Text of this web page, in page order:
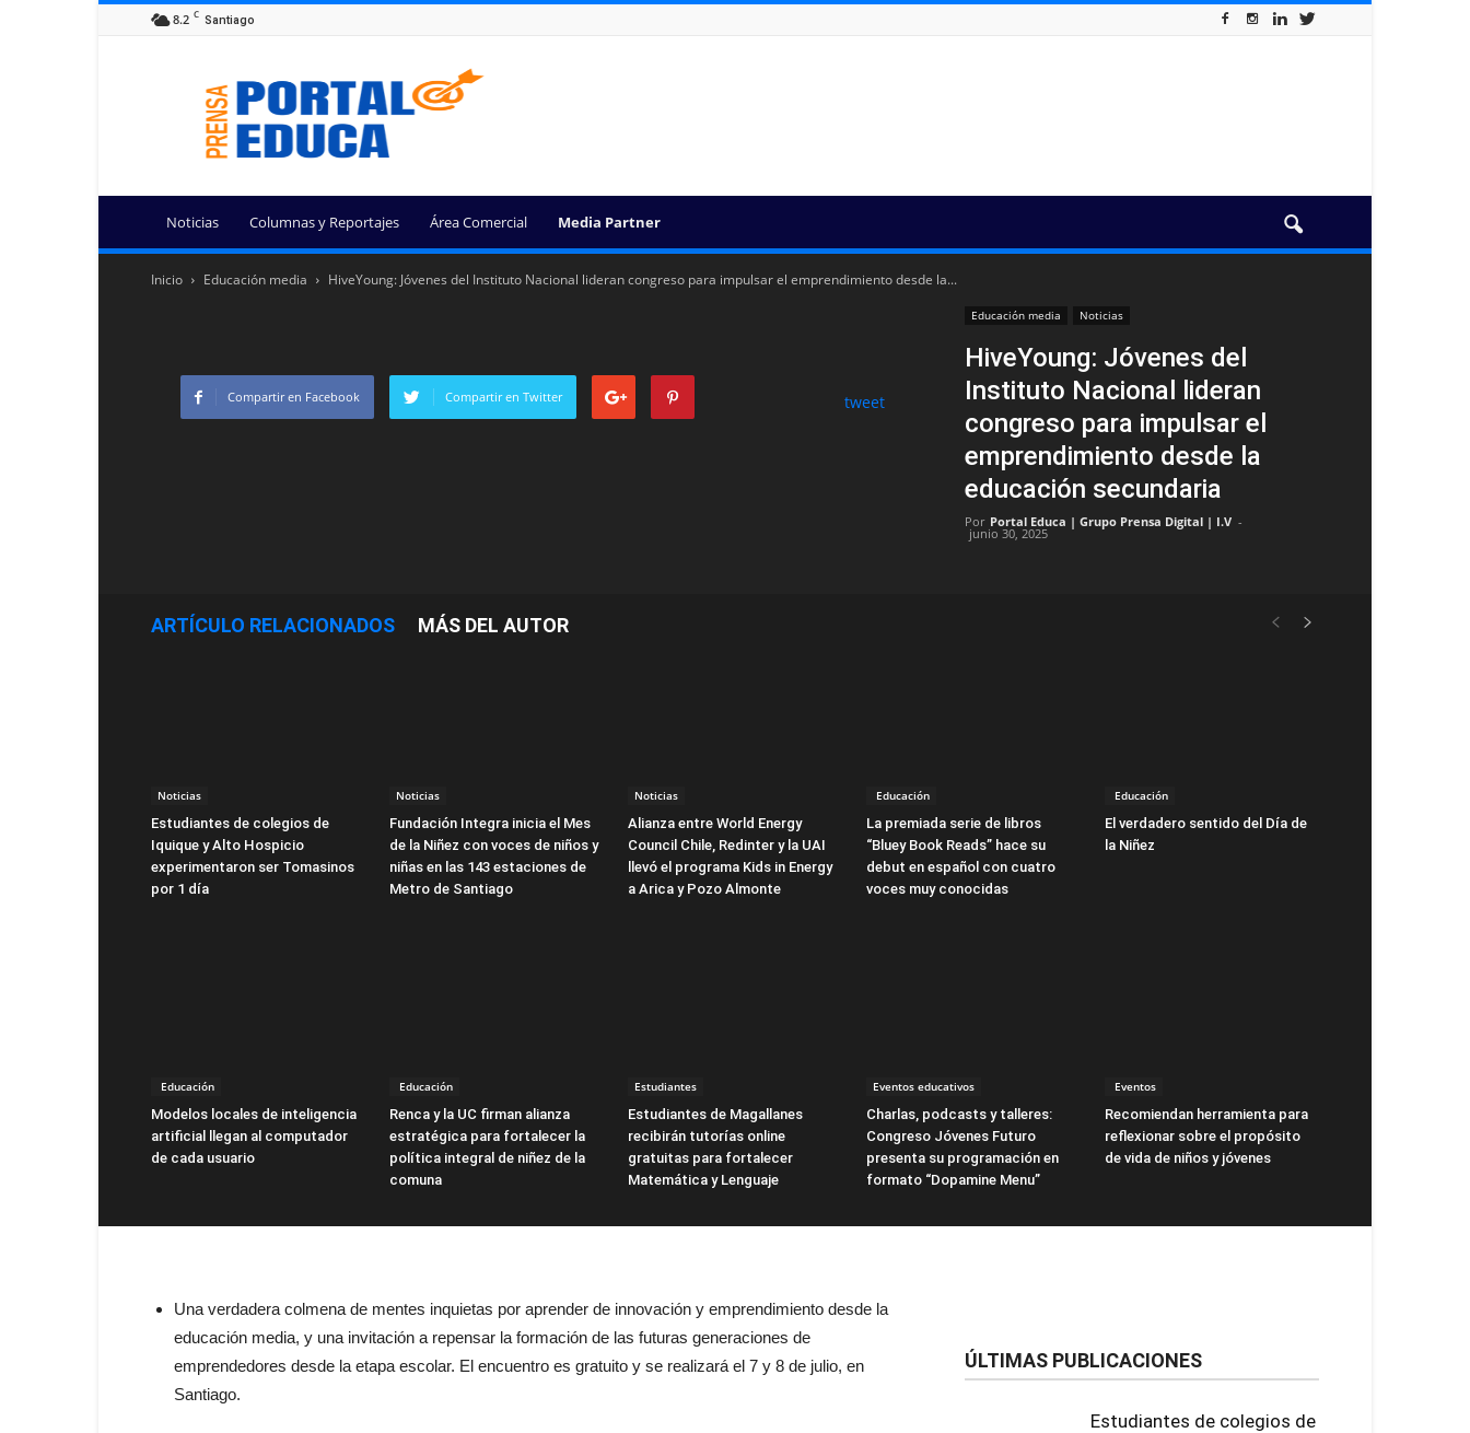
8.2 C Santiago
Portal
Educa
Noticias Columnas y Reportajes Área Comercial Media Partner
Inicio Educación media HiveYoung: Jóvenes del Instituto Nacional lideran congreso para impulsar el emprendimiento desde la...
Educación media Noticias
HiveYoung: Jóvenes del
Instituto Nacional lideran
congreso para impulsar el
emprendimiento desde la
educación secundaria
Por Portal Educa | Grupo Prensa Digital | I.V -
junio 30, 2025
Compartir en Facebook Compartir en Twitter tweet
ARTÍCULO RELACIONADOS MÁS DEL AUTOR
Noticias
Estudiantes de colegios de
Iquique y Alto Hospicio
experimentaron ser Tomasinos
por 1 día
Noticias
Fundación Integra inicia el Mes
de la Niñez con voces de niños y
niñas en las 143 estaciones de
Metro de Santiago
Noticias
Alianza entre World Energy
Council Chile, Redinter y la UAI
llevó el programa Kids in Energy
a Arica y Pozo Almonte
Educación
La premiada serie de libros
“Bluey Book Reads” hace su
debut en español con cuatro
voces muy conocidas
Educación
El verdadero sentido del Día de
la Niñez
Educación
Modelos locales de inteligencia
artificial llegan al computador
de cada usuario
Educación
Renca y la UC firman alianza
estratégica para fortalecer la
política integral de niñez de la
comuna
Estudiantes
Estudiantes de Magallanes
recibirán tutorías online
gratuitas para fortalecer
Matemática y Lenguaje
Eventos educativos
Charlas, podcasts y talleres:
Congreso Jóvenes Futuro
presenta su programación en
formato “Dopamine Menu”
Eventos
Recomiendan herramienta para
reflexionar sobre el propósito
de vida de niños y jóvenes
Una verdadera colmena de mentes inquietas por aprender de innovación y emprendimiento desde la
educación media, y una invitación a repensar la formación de las futuras generaciones de
emprendedores desde la etapa escolar. El encuentro es gratuito y se realizará el 7 y 8 de julio, en
Santiago.
ÚLTIMAS PUBLICACIONES
Estudiantes de colegios de